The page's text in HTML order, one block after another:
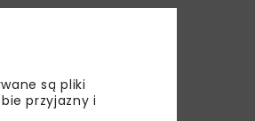
są pliki
przyjazny i